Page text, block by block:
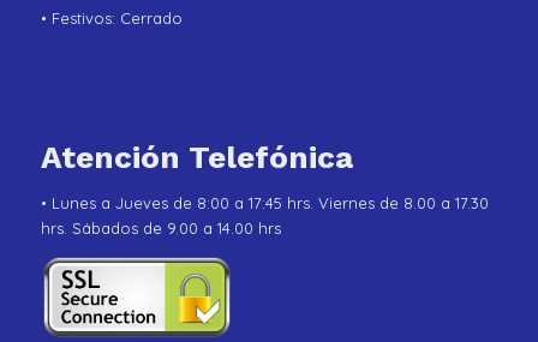
• Festivos: Cerrado
Atención Telefónica
• Lunes a Jueves de 8:00 a 17:45 hrs. Viernes de 8.00 a 17.30
hrs. Sábados de 9.00 a 14.00 hrs